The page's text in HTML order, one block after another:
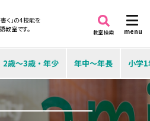
書く」の4技能を
教室です。
menu
教室検索
2歳～3歳・年少 年中～年長 小学